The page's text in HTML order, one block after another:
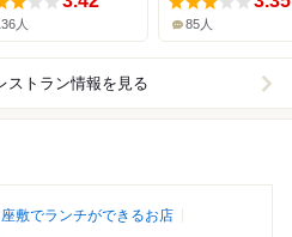
人 85人
ストラン情報を見る
座敷でランチができるお店